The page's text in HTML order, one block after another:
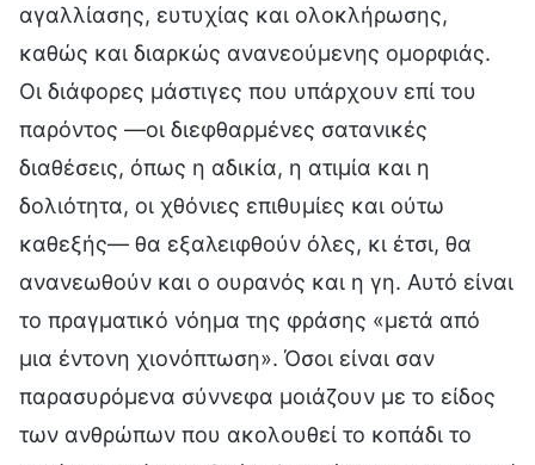
αγαλλίασης, ευτυχίας και ολοκλήρωσης,
καθώς και διαρκώς ανανεούμενης ομορφιάς.
Οι διάφορες μάστιγες που υπάρχουν επί του
παρόντος —οι διεφθαρμένες σατανικές
διαθέσεις, όπως η αδικία, η ατιμία και η
δολιότητα, οι χθόνιες επιθυμίες και ούτω
καθεξής— θα εξαλειφθούν όλες, κι έτσι, θα
ανανεωθούν και ο ουρανός και η γη. Αυτό είναι
το πραγματικό νόημα της φράσης «μετά από
μια έντονη χιονόπτωση». Όσοι είναι σαν
παρασυρόμενα σύννεφα μοιάζουν με το είδος
των ανθρώπων που ακολουθεί το κοπάδι το